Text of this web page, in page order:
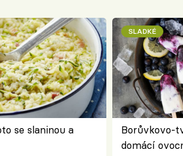
se slaninou a
SLADKÉ
Borůvkovo-
domácí